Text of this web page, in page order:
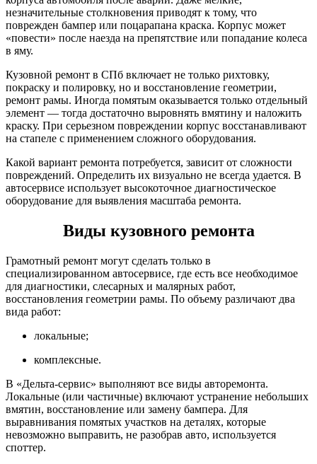
незначительные столкновения приводят к тому, что
поврежден бампер или поцарапана краска. Корпус может
«повести» после наезда на препятствие или попадание колеса
в яму.
Кузовной ремонт в СПб включает не только рихтовку,
покраску и полировку, но и восстановление геометрии,
ремонт рамы. Иногда помятым оказывается только отдельный
элемент — тогда достаточно выровнять вмятину и наложить
краску. При серьезном повреждении корпус восстанавливают
на стапеле с применением сложного оборудования.
Какой вариант ремонта потребуется, зависит от сложности
повреждений. Определить их визуально не всегда удается. В
автосервисе использует высокоточное диагностическое
оборудование для выявления масштаба ремонта.
Виды кузовного ремонта
Грамотный ремонт могут сделать только в
специализированном автосервисе, где есть все необходимое
для диагностики, слесарных и малярных работ,
восстановления геометрии рамы. По объему различают два
вида работ:
локальные;
комплексные.
В «Дельта-сервис» выполняют все виды авторемонта.
Локальные (или частичные) включают устранение небольших
вмятин, восстановление или замену бампера. Для
выравнивания помятых участков на деталях, которые
невозможно выправить, не разобрав авто, используется
споттер.